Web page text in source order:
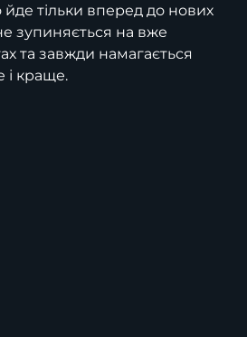
тільки вперед до нових
зупиняється на вже
та завжди намагається
і краще.